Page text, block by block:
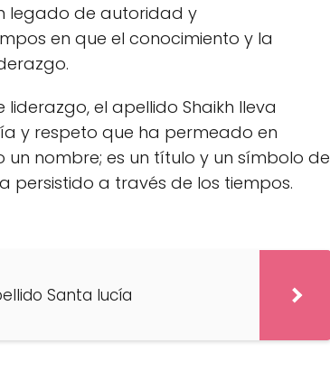
legado de autoridad y
en que el conocimiento y la
el apellido Shaikh lleva
y respeto que ha permeado en
un nombre; es un título y un símbolo de
persistido a través de los tiempos.
Santa lucía